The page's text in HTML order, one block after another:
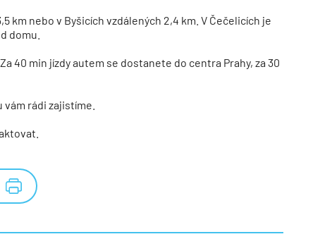
km nebo v Byšicích vzdálených 2,4 km. V Čečelicích je
domu.
40 min jízdy autem se dostanete do centra Prahy, za 30
rádi zajistíme.